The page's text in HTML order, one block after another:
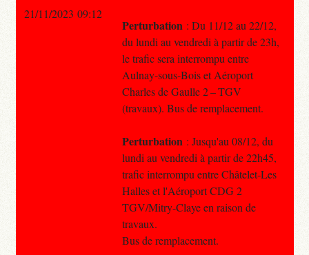
Perturbation : Du 11/12 au 22/12,
du lundi au vendredi à partir de 23h,
le trafic sera interrompu entre
Aulnay-sous-Bois et Aéroport
Charles de Gaulle 2 – TGV
(travaux). Bus de remplacement.
Perturbation : Jusqu'au 08/12, du
lundi au vendredi à partir de 22h45,
trafic interrompu entre Châtelet-Les
Halles et l'Aéroport CDG 2
TGV/Mitry-Claye en raison de
travaux.
Bus de remplacement.
21/11/2023 09:12